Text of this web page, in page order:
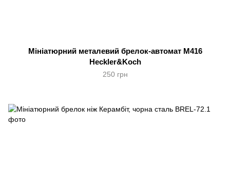
Мініатюрний металевий брелок-автомат M416
Heckler&Koch
250 грн